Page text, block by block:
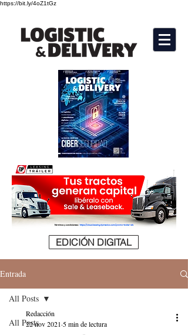
https://bit.ly/4oZ1tGz
EDICIÓN DIGITAL
Entrada
All Posts
All Posts
Redacción
22 nov 2021 5 min de lectura